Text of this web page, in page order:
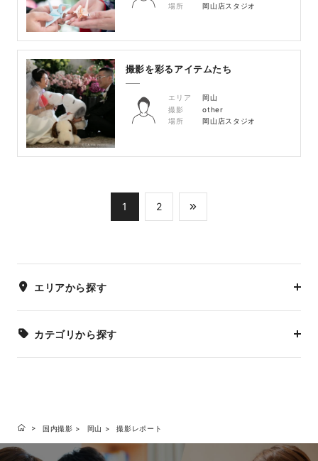
場所
岡山店スタジオ
撮影を彩るアイテムたち
エリア
岡山
撮影
other
場所
岡山店スタジオ
1 2
エリアから探す
カテゴリから探す
国内撮影 岡山 撮影レポート